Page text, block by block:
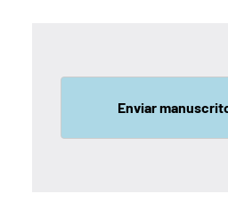
Enviar